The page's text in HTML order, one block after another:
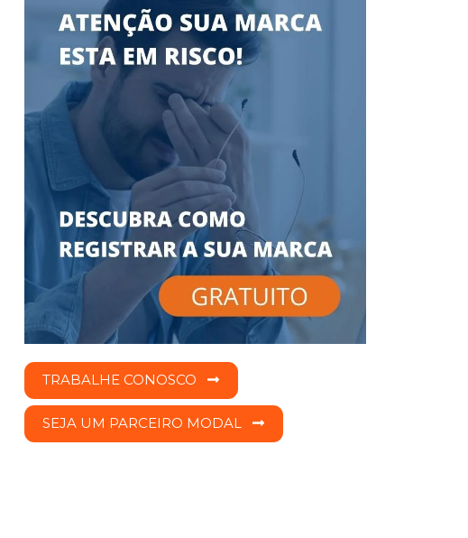
TRABALHE CONOSCO
SEJA UM PARCEIRO MODAL